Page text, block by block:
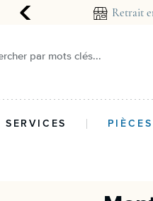
2 ans Retrait
par mots clés...
SERVICES